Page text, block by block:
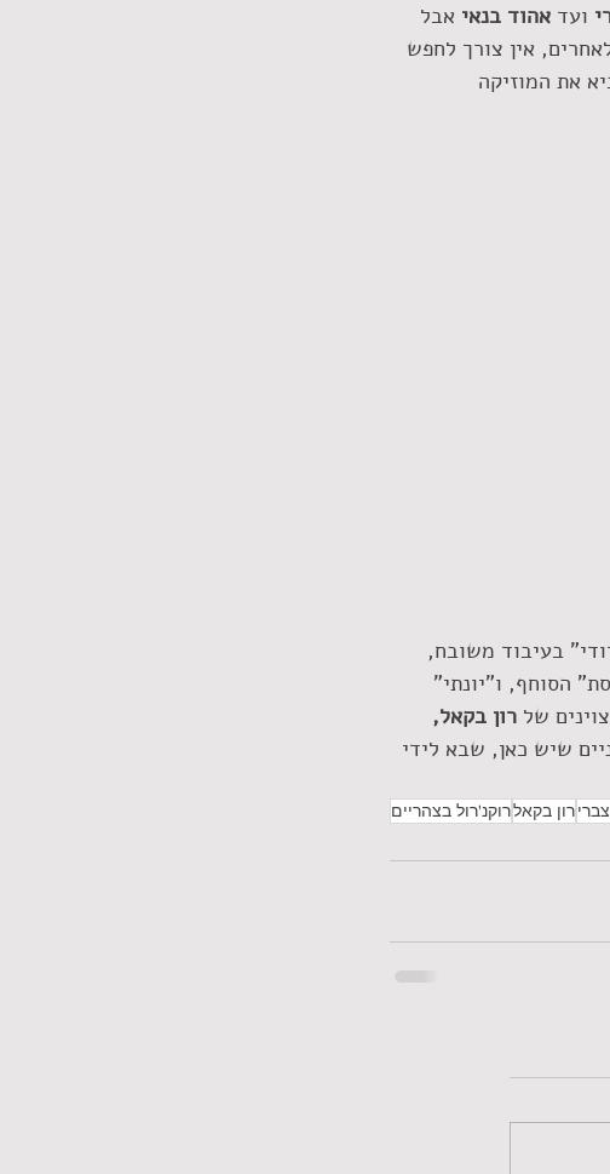
ועד אהוד בנאי אבל
אין צורך לחפש
את המוזיקה
בעיבוד משובח,
הסוחף, ו"יונתי"
של רון בקאל,
שיש כאן, שבא לידי
רון בקאלרוקנ'רול בצהריים